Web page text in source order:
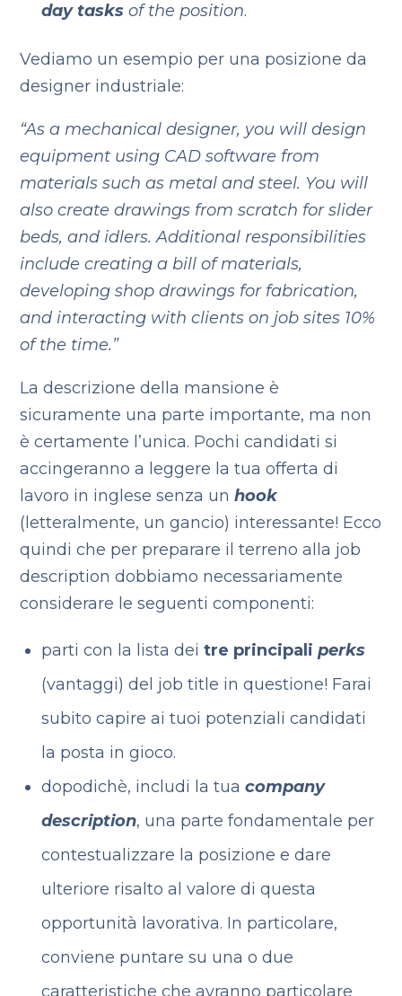
day tasks of the position.
Vediamo un esempio per una posizione da
designer industriale:
“As a mechanical designer, you will design
equipment using CAD software from
materials such as metal and steel. You will
also create drawings from scratch for slider
beds, and idlers.Additional responsibilities
include creating a bill of materials,
developing shop drawings for fabrication,
and interacting with clients on job sites 10%
of the time.”
La descrizione della mansione è
sicuramente una parte importante, ma non
è certamente l’unica. Pochi candidati si
accingeranno a leggere la tua offerta di
lavoro in inglese senza unhook
(letteralmente, un gancio) interessante! Ecco
quindi che per preparare il terreno alla job
description dobbiamo necessariamente
considerare le seguenti componenti:
parti con la lista dei tre principali perks
(vantaggi) del job title in questione! Farai
subito capire ai tuoi potenziali candidati
la posta in gioco.
dopodichè, includi la tua company
description, una parte fondamentale per
contestualizzare la posizione e dare
ulteriore risalto al valore di questa
opportunità lavorativa. In particolare,
conviene puntare su una o due
caratteristiche che avranno particolare